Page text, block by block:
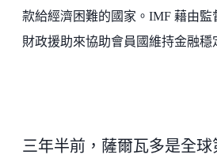
款給經濟困難的國家。IMF 藉由
財政援助來協助會員國維持金融穩
三年半前，薩爾瓦多是全